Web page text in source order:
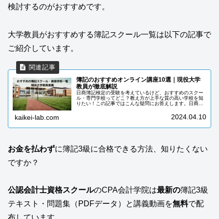
検討するのがおすすめです。
大学教員がおすすめする簿記スクール一覧は以下の記事で
ご紹介しています。
簿記のおすすめオンライン講座10選｜現役大学
教員が徹底解説
日商簿記検定の受験を考えているけど、おすすめのスクー
ル・専門学校ってどこ？教え方が上手な質の高い学校を知
りたい！この記事ではこんな疑問にお答えします。日商簿
kaikei-lab.com 2024.04.10
お金を払わずに簿記3級に合格できる方法、知りたくない
ですか？
公認会計士資格スクールのCPA会計学院は最新の簿記3級
テキスト・問題集（PDFデータ）と講義動画を無料で配